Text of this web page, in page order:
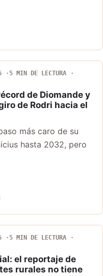
5 MIN DE LECTURA
de Diomande y
de Rodri hacia el
más caro de su
hasta 2032, pero
5 MIN DE LECTURA
el reportaje de
rurales no tiene